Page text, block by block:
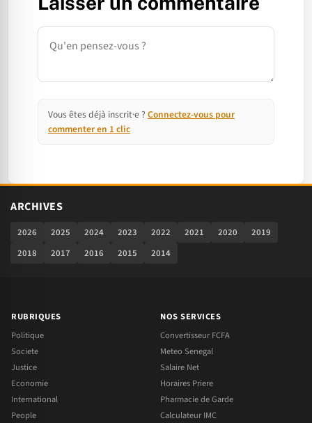
Commentaire
Vous êtes déjà inscrit·e ? Connectez-vous pour
commenter en 1 clic
ARCHIVES
2026 2025 2024 2023 2022 2021 2020
2019
2018
2017 2016 2015 2014
RUBRIQUES
Politique
Societe
Justice
Economie
International
People
NOS SERVICES
Convertisseur FCFA
Meteo Senegal
Salaire Net
Horaires Priere
Pharmacie de Garde
Calculateur IMC